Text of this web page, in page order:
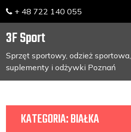
+ 48 722 140 055
3F Sport
Sprzęt sportowy, odzież sportowa,
suplementy i odżywki Poznań
KATEGORIA:BIAŁKA